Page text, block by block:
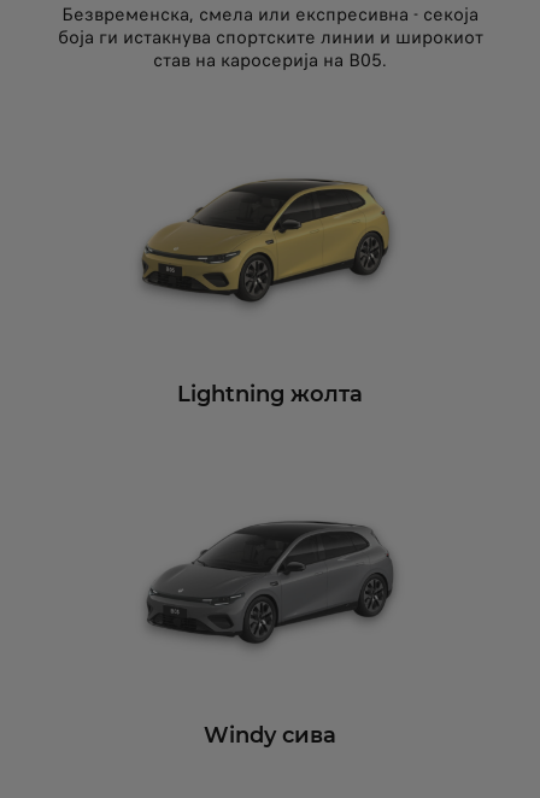
Безвременска, смела или експресивна - секоја
боја ги истакнува спортските линии и широкиот
став на каросерија на B05.
Lightning жолта
Windy сива